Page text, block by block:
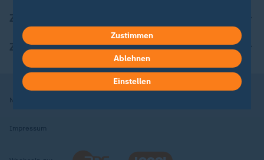
ZDFheute Apps
Nutzungsbedingungen
Impressum
in deinen Einstellungen widerrufen oder ändern.
Hier findest du das Impressum.
Weitere Informationen findest du in unserer
Datenschutzerklärung.
Zustimmen
Ablehnen
Einstellen